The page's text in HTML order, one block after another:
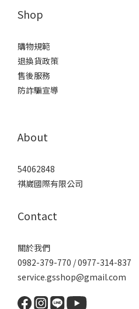
Shop
購物規範
退換貨政策
售後服務
防詐騙宣導
About
54062848
祺崴國際有限公司
Contact
關於我們
0982-379-770 / 0977-314-837
service.gsshop@gmail.com